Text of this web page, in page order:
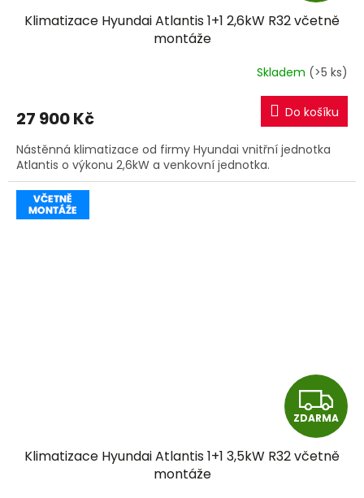
A
R
M
A
Klimatizace Hyundai Atlantis 1+1 2,6kW R32 včetně
montáže
Skladem (>5 ks)
27 900 Kč Do košíku
Nástěnná klimatizace od firmy Hyundai vnitřní jednotka
Atlantis o výkonu 2,6kW a venkovní jednotka.
Z
D
A
ZDARMA
Klimatizace Hyundai Atlantis 1+1 3,5kW R32 včetně
montáže